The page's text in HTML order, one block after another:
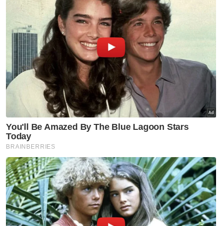
Muat turun aplikasi Sinar Harian.
Sultan Sharafuddin Idris Shah Alhaj
Politik Malaysia